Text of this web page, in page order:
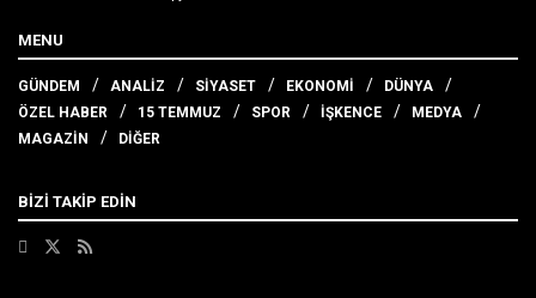
MENU
GÜNDEM ANALİZ SİYASET EKONOMİ
DÜNYA
ÖZEL HABER
15 TEMMUZ SPOR İŞKENCE
MEDYA
MAGAZİN
DİĞER
BİZİ TAKİP EDİN